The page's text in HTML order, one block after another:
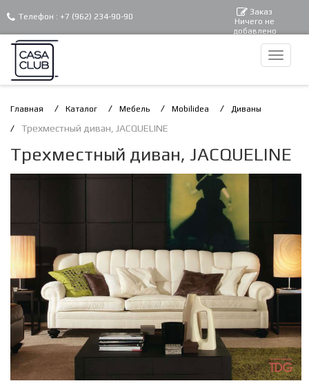
Телефон : +7 (962) 234-90-90 Заказ
Ничего не
добавлено
Главная Каталог Мебель Mobilidea Диваны
Трехместный диван, JACQUELINE
Трехместный диван, JACQUELINE